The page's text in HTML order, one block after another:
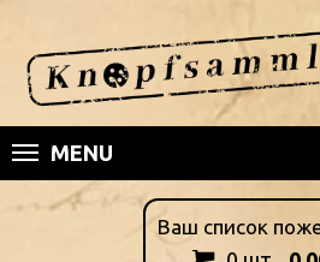
MENU
Ваш список